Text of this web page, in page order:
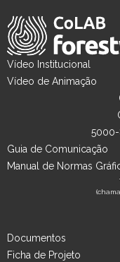
Vídeo Institucional
Vídeo de Animação
5000-
Guia de Comunicação
Manual de Normas
Documentos
Ficha de Projeto